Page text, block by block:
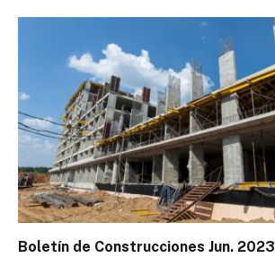
Boletín de Construcciones Jun. 2023